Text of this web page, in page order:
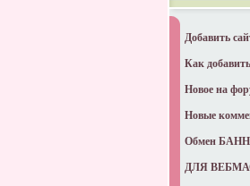
Добавить
Как
Новое на
Новые
Обмен
ДЛЯ